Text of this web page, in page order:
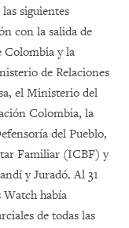
siguientes
con la salida de
Colombia y la
de Relaciones
el Ministerio del
Colombia, la
del Pueblo,
Familiar (ICBF) y
y Juradó. Al 31
Watch había
de todas las